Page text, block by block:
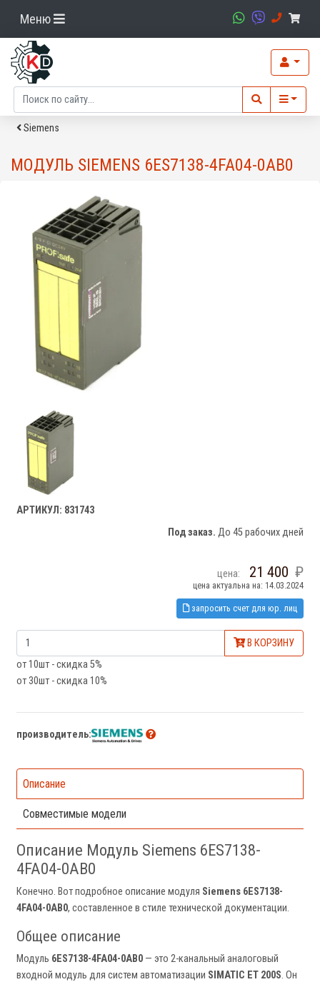
Меню
Siemens
МОДУЛЬ SIEMENS 6ES7138-4FA04-0AB0
АРТИКУЛ: 831743
Под заказ. До 45 рабочих дней
цена: 21 400
цена актуальна на: 14.03.2024
запросить счет для юр. лиц
В КОРЗИНУ
от 10шт - скидка 5%
от 30шт - скидка 10%
производитель:
Описание
Совместимые модели
Описание Модуль Siemens 6ES7138-
4FA04-0AB0
Конечно. Вот подробное описание модуля Siemens 6ES7138-
4FA04-0AB0, составленное в стиле технической документации.
Общее описание
Модуль 6ES7138-4FA04-0AB0 — это 2-канальный аналоговый
входной модуль для систем автоматизации SIMATIC ET 200S. Он